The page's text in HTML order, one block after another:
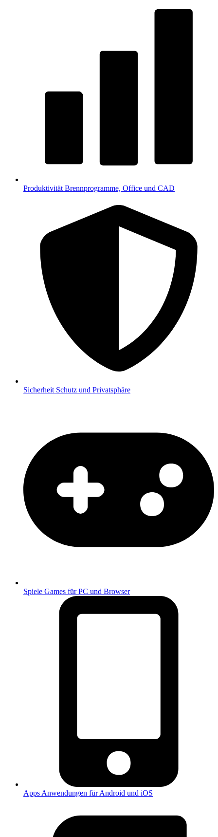
Produktivität Brennprogramme, Office und CAD
Sicherheit Schutz und Privatsphäre
Spiele Games für PC und Browser
Apps Anwendungen für Android und iOS